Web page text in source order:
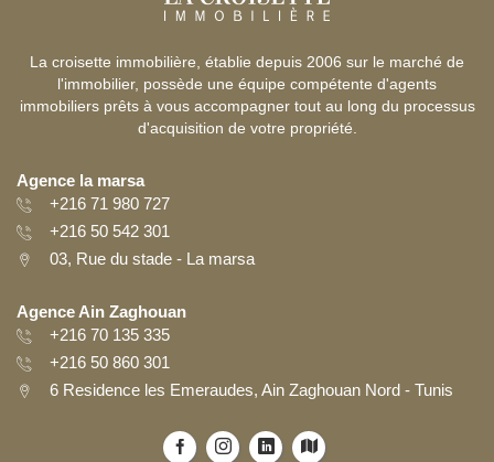
La croisette immobilière, établie depuis 2006 sur le marché de
l'immobilier, possède une équipe compétente d'agents
immobiliers prêts à vous accompagner tout au long du processus
d'acquisition de votre propriété.
Agence la marsa
+216 71 980 727
+216 50 542 301
03, Rue du stade - La marsa
Agence Ain Zaghouan
+216 70 135 335
+216 50 860 301
6 Residence les Emeraudes, Ain Zaghouan Nord - Tunis